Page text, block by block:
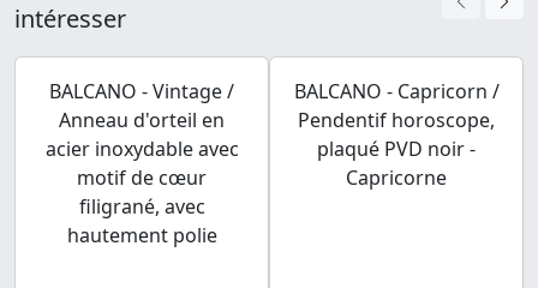
intéresser
BALCANO - Vintage /
Anneau d'orteil en
acier inoxydable avec
motif de cœur
filigrané, avec
hautement polie
BALCANO - Capricorn /
Pendentif horoscope,
plaqué PVD noir -
Capricorne